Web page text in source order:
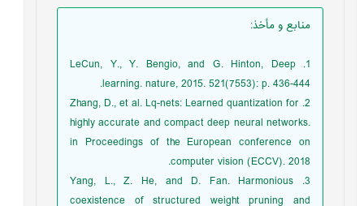
منابع و مأخذ:
1. LeCun, Y., Y. Bengio, and G. Hinton, Deep
learning. nature, 2015. 521(7553): p. 436-444.
2. Zhang, D., et al. Lq-nets: Learned quantization for
highly accurate and compact deep neural networks.
in Proceedings of the European conference on
computer vision (ECCV). 2018.
3. Yang, L., Z. He, and D. Fan. Harmonious
coexistence of structured weight pruning and